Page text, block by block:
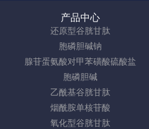
产品中心
还原型谷胱甘肽
胞磷胆碱钠
腺苷蛋氨酸对甲苯磺酸硫酸盐
胞磷胆碱
乙酰基谷胱甘肽
烟酰胺单核苷酸
氧化型谷胱甘肽